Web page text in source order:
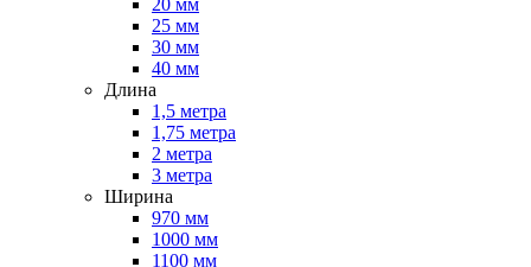
20 мм
25 мм
30 мм
40 мм
Длина
1,5 метра
1,75 метра
2 метра
3 метра
Ширина
970 мм
1000 мм
1100 мм